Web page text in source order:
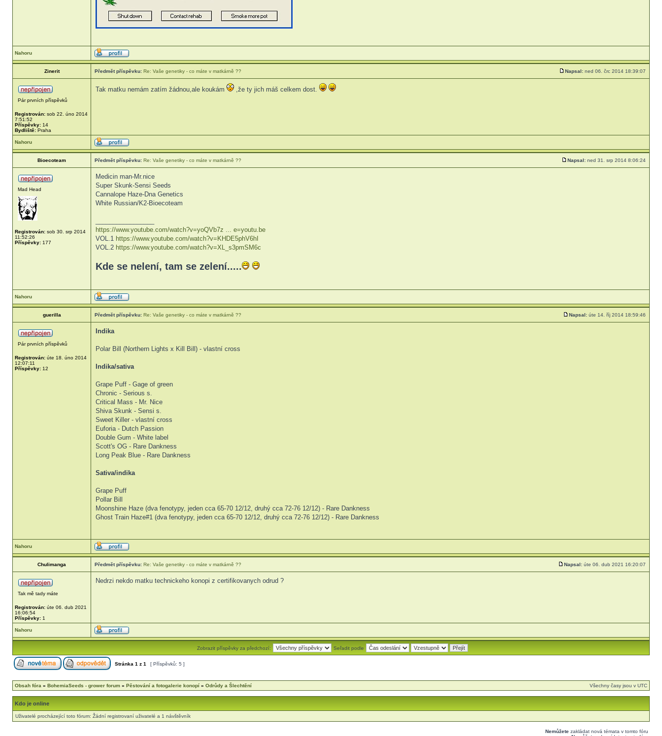
Nahoru
Zinerit Předmět příspěvku: Re: Vaše genetiky - co máte v matkárně ?? Napsal: ned 06. črc 2014 18:39:07
Pár prvních příspěvků
Registrován: sob 22. úno 2014
7:51:52
Příspěvky: 14
Bydliště: Praha
Tak matku nemám zatím žádnou,ale koukám ,že ty jich máš celkem dost.
Nahoru
Bioecoteam Předmět příspěvku: Re: Vaše genetiky - co máte v matkárně ?? Napsal: ned 31. srp 2014 8:06:24
Mad Head
Registrován: sob 30. srp 2014
11:52:26
Příspěvky: 177
Medicin man-Mr.nice
Super Skunk-Sensi Seeds
Cannalope Haze-Dna Genetics
White Russian/K2-Bioecoteam
https://www.youtube.com/watch?v=yoQVb7z ... e=youtu.be
VOL.1 https://www.youtube.com/watch?v=KHDE5phV6hI
VOL.2 https://www.youtube.com/watch?v=XL_s3pmSM6c
Kde se nelení, tam se zelení.....
Nahoru
guerilla Předmět příspěvku: Re: Vaše genetiky - co máte v matkárně ?? Napsal: úte 14. říj 2014 18:59:46
Pár prvních příspěvků
Registrován: úte 18. úno 2014
12:07:11
Příspěvky: 12
Indika
Polar Bill (Northern Lights x Kill Bill) - vlastní cross
Indika/sativa
Grape Puff - Gage of green
Chronic - Serious s.
Critical Mass - Mr. Nice
Shiva Skunk - Sensi s.
Sweet Killer - vlastní cross
Euforia - Dutch Passion
Double Gum - White label
Scott's OG - Rare Dankness
Long Peak Blue - Rare Dankness
Sativa/indika
Grape Puff
Pollar Bill
Moonshine Haze (dva fenotypy, jeden cca 65-70 12/12, druhý cca 72-76 12/12) - Rare Dankness
Ghost Train Haze#1 (dva fenotypy, jeden cca 65-70 12/12, druhý cca 72-76 12/12) - Rare Dankness
Nahoru
Chulimanga Předmět příspěvku: Re: Vaše genetiky - co máte v matkárně ?? Napsal: úte 06. dub 2021 16:20:07
Tak mě tady máte
Registrován: úte 06. dub 2021
16:06:54
Příspěvky: 1
Nedrzi nekdo matku technickeho konopi z certifikovanych odrud ?
Nahoru
Zobrazit příspěvky za předchozí: Seřadit podle
Stránka 1 z 1 [ Příspěvků: 5 ]
Obsah fóra » BohemiaSeeds - grower forum » Pěstování a fotogalerie konopí » Odrůdy a Šlechtění Všechny časy jsou v UTC
Kdo je online
Uživatelé procházející toto fórum: Žádní registrovaní uživatelé a 1 návštěvník
Nemůžete zakládat nová témata v tomto fóru